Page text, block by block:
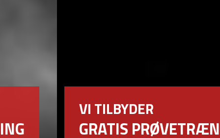
VI TILBYDER
GRATIS PRØVETRÆNING